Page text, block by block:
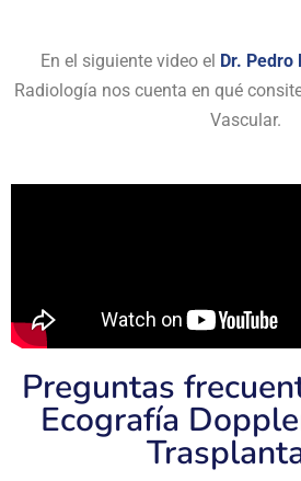
En el siguiente video el Dr. Pedro
Radiología nos cuenta en qué
Vascular.
Preguntas
Ecografía